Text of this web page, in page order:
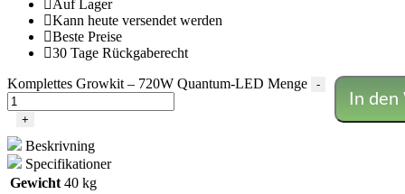
Auf Lager
Kann heute versendet werden
Beste Preise
30 Tage Rückgaberecht
Komplettes Growkit – 720W Quantum-LED Menge
-
+
In
Beskrivning
Specifikationer
Gewicht 40 kg